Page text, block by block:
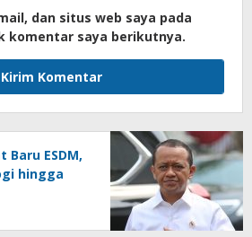
dan situs web saya pada
komentar saya berikutnya.
ESDM,
hingga